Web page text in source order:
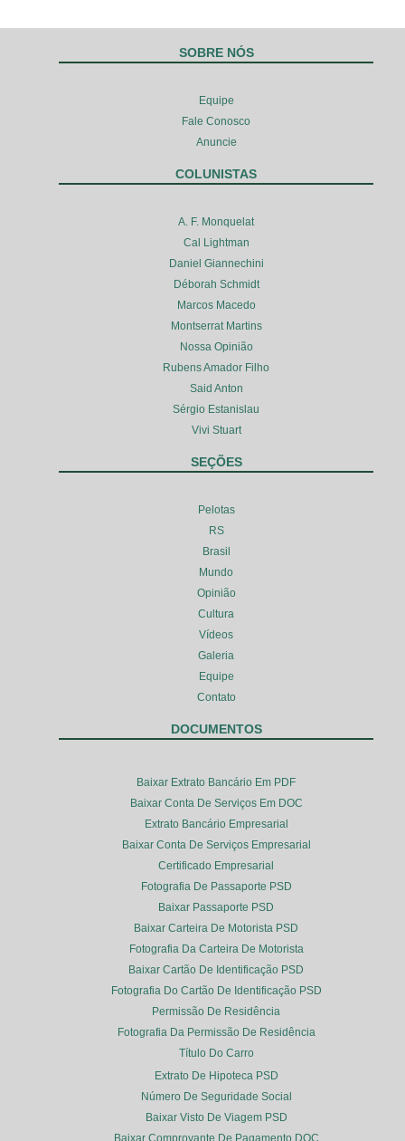
SOBRE NÓS
Equipe
Fale Conosco
Anuncie
COLUNISTAS
A. F. Monquelat
Cal Lightman
Daniel Giannechini
Déborah Schmidt
Marcos Macedo
Montserrat Martins
Nossa Opinião
Rubens Amador Filho
Said Anton
Sérgio Estanislau
Vivi Stuart
SEÇÕES
Pelotas
RS
Brasil
Mundo
Opinião
Cultura
Vídeos
Galeria
Equipe
Contato
DOCUMENTOS
Baixar Extrato Bancário Em PDF
Baixar Conta De Serviços Em DOC
Extrato Bancário Empresarial
Baixar Conta De Serviços Empresarial
Certificado Empresarial
Fotografia De Passaporte PSD
Baixar Passaporte PSD
Baixar Carteira De Motorista PSD
Fotografia Da Carteira De Motorista
Baixar Cartão De Identificação PSD
Fotografia Do Cartão De Identificação PSD
Permissão De Residência
Fotografia Da Permissão De Residência
Título Do Carro
Extrato De Hipoteca PSD
Número De Seguridade Social
Baixar Visto De Viagem PSD